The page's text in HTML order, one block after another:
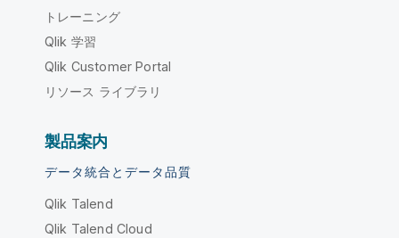
トレーニング
Qlik 学習
Qlik Customer Portal
リソース ライブラリ
製品案内
データ統合とデータ品質
Qlik Talend
Qlik Talend Cloud